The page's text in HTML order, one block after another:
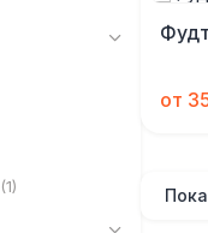
(1)
от